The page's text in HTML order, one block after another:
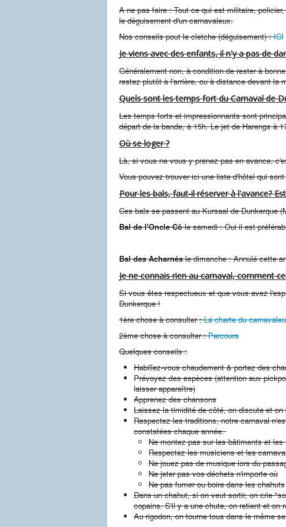
A ne pas faire : Tout ce qui est militaire,
le déguisement d'un carnavaleux.
Nos conseils pout le cletche (déguisement) :ICI
Je viens avec des enfants, il n'y a pas de
Généralement non, à condition de rester à
restez plutôt à l'arrière, ou à distance devant la
Quels sont les temps fort du Carnaval de
Les temps forts et impressionnants sont
départ de la bande, à 15h. Le jet de Harengs à
Où se loger ?
Là, si vous ne vous y prenez pas en avance,
Vous pouvez trouver ici une liste d'hôtel qui
Pour les bals, faut-il réserver à l'avance?
Ces bals se passent au Kursaal de Dunkerque
Bal de l'Oncle Côle samedi : Oui il est
Bal des Acharnésle dimanche : Annulé cette
Je ne connais rien au carnaval, comment
Si vous êtes respectueux et que vous avez
Dunkerque !
1ère chose à consulter :La charte du
2ème chose à consulter :Parcours
Quelques conseils :
Habillez-vous chaudement & portez des
Prévoyez des espèces (attention aux
laisser apparaître)
Apprenez des chansons
Laissez la timidité de côté, on discute et
Respectez les traditions, notre carnaval
constatées chaque année.
Ne montez pas sur les bâtiments et les
Respectez les musiciens et les
Ne jouez pas de musique lors du
Ne jeter pas vos déchets n'importe où
Ne pas fumer ou boire dans les chahuts
Dans un chahut, si on veut sortir, on crie
copains. S'il y a une chute, on retient et on
Au rigodon, on tourne tous dans le même